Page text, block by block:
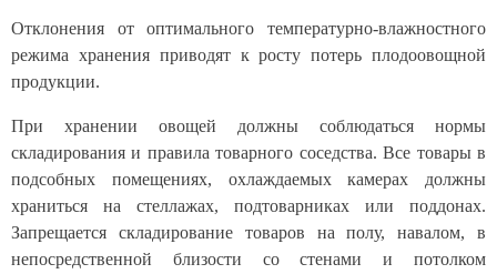
Отклонения от оптимального температурно-влажностного
режима хранения приводят к росту потерь плодоовощной
продукции.
При хранении овощей должны соблюдаться нормы
складирования и правила товарного соседства. Все товары в
подсобных помещениях, охлаждаемых камерах должны
храниться на стеллажах, подтоварниках или поддонах.
Запрещается складирование товаров на полу, навалом, в
непосредственной близости со стенами и потолком